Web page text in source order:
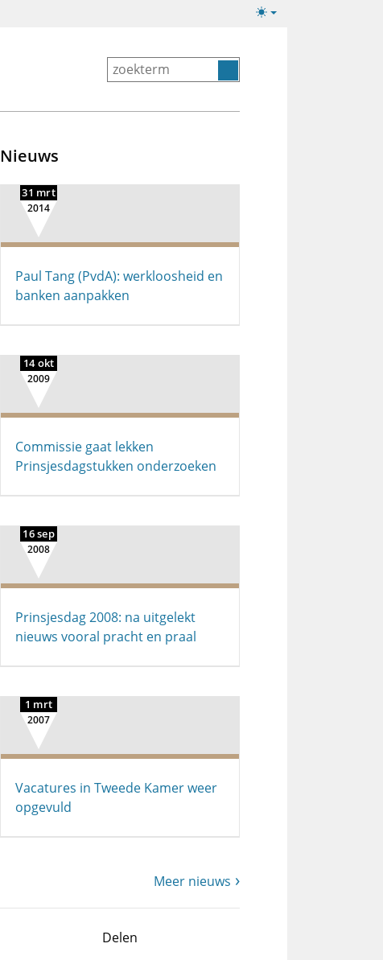
Lichte/donkere
Nieuws
31 mrt
2014
Paul Tang (PvdA): werkloosheid en
banken aanpakken
14 okt
2009
Commissie gaat lekken
Prinsjesdagstukken onderzoeken
16 sep
2008
Prinsjesdag 2008: na uitgelekt
nieuws vooral pracht en praal
1 mrt
2007
Vacatures in Tweede Kamer weer
opgevuld
Meer nieuws
Delen